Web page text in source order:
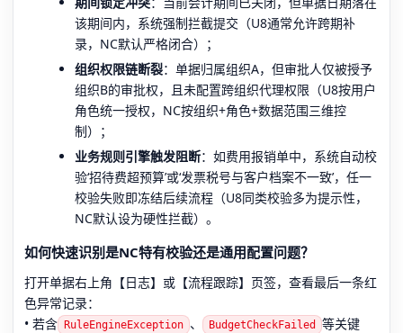
该期间内，系统强制拦截提交（U8通常允许跨期补
录，NC默认严格闭合）；
组织权限链断裂：单据归属组织A，但审批人仅被授予
组织B的审批权，且未配置跨组织代理权限（U8按用户
角色统一授权，NC按组织+角色+数据范围三维控
制）；
业务规则引擎触发阻断：如费用报销单中，系统自动校
验‘招待费超预算’或‘发票税号与客户档案不一致’，任一
校验失败即冻结后续流程（U8同类校验多为提示性，
NC默认设为硬性拦截）。
如何快速识别是NC特有校验还是通用配置问题？
打开单据右上角【日志】或【流程跟踪】页签，查看最后一条红
色异常记录：
• 若含 RuleEngineException 、 BudgetCheckFailed
等关键